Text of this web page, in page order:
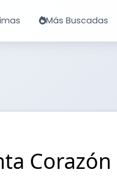
Más Buscadas
Corazón